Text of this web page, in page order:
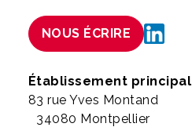
NOUS ÉCRIRE
Établissement principal
83 rue Yves Montand
34080 Montpellier